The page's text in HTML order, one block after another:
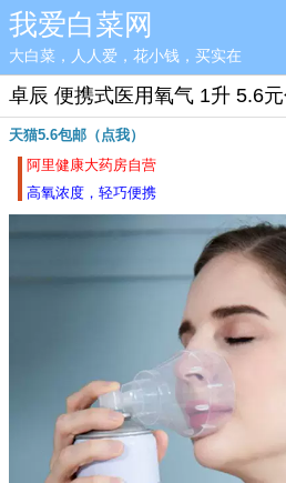
我爱白菜网
大白菜，人人爱，花小钱，买实在
卓辰 便携式医用氧气 1升 5.6
天猫5.6包邮（点我）
阿里健康大药房自营
高氧浓度，轻巧便携